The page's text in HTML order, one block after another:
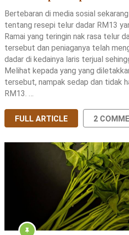
Bertebaran di media sosial
tentang resepi telur dadar RM13
Ramai yang teringin nak rasa telur
tersebut dan peniaganya telah
dadar di kedainya laris terjual
Melihat kepada yang yang
tersebut, nampak sedap dan tidak
RM13. …
FULL ARTICLE 2